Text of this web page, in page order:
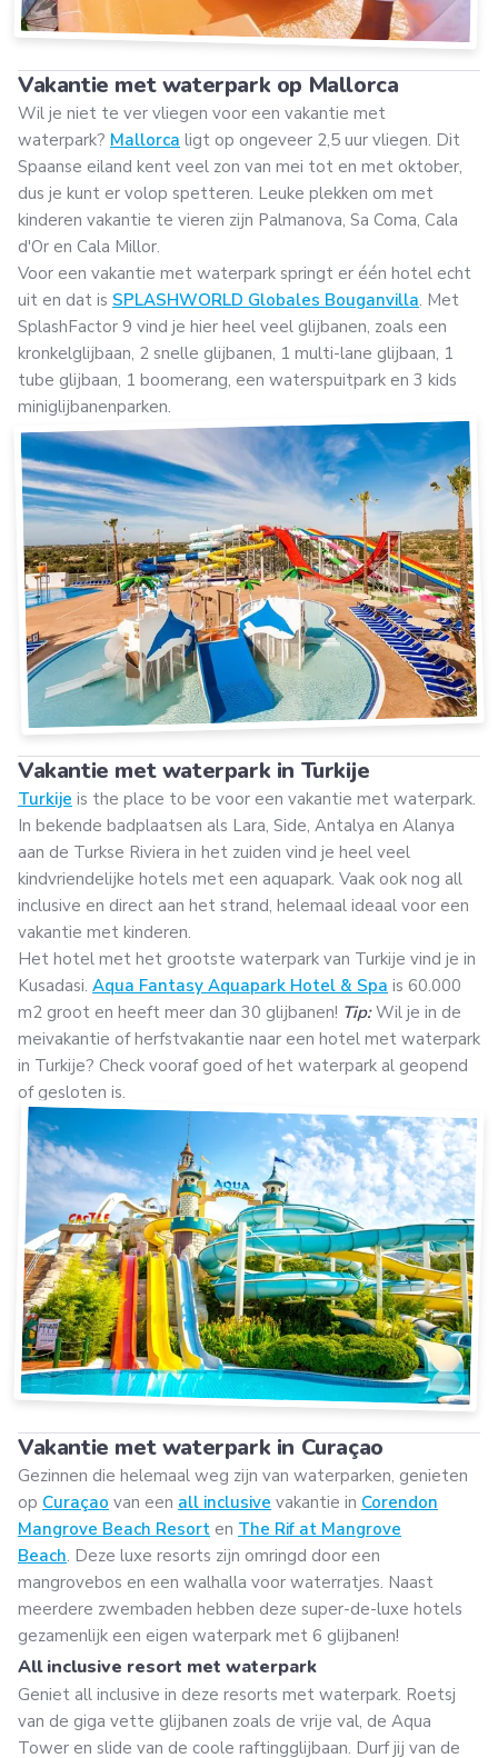
Vakantie met waterpark op Mallorca
Wil je niet te ver vliegen voor een vakantie met
waterpark? Mallorca ligt op ongeveer 2,5 uur vliegen. Dit
Spaanse eiland kent veel zon van mei tot en met oktober,
dus je kunt er volop spetteren. Leuke plekken om met
kinderen vakantie te vieren zijn Palmanova, Sa Coma, Cala
d'Or en Cala Millor.
Voor een vakantie met waterpark springt er één hotel echt
uit en dat is SPLASHWORLD Globales Bouganvilla. Met
SplashFactor 9 vind je hier heel veel glijbanen, zoals een
kronkelglijbaan, 2 snelle glijbanen, 1 multi-lane glijbaan, 1
tube glijbaan, 1 boomerang, een waterspuitpark en 3 kids
miniglijbanenparken.
Vakantie met waterpark in Turkije
Turkije is the place to be voor een vakantie met waterpark.
In bekende badplaatsen als Lara, Side, Antalya en Alanya
aan de Turkse Riviera in het zuiden vind je heel veel
kindvriendelijke hotels met een aquapark. Vaak ook nog all
inclusive en direct aan het strand, helemaal ideaal voor een
vakantie met kinderen.
Het hotel met het grootste waterpark van Turkije vind je in
Kusadasi. Aqua Fantasy Aquapark Hotel & Spa is 60.000
m2 groot en heeft meer dan 30 glijbanen! Tip: Wil je in de
meivakantie of herfstvakantie naar een hotel met waterpark
in Turkije? Check vooraf goed of het waterpark al geopend
of gesloten is.
Vakantie met waterpark in Curaçao
Gezinnen die helemaal weg zijn van waterparken, genieten
op Curaçao van een all inclusive vakantie in Corendon
Mangrove Beach Resort en The Rif at Mangrove
Beach. Deze luxe resorts zijn omringd door een
mangrovebos en een walhalla voor waterratjes. Naast
meerdere zwembaden hebben deze super-de-luxe hotels
gezamenlijk een eigen waterpark met 6 glijbanen!
All inclusive resort met waterpark
Geniet all inclusive in deze resorts met waterpark. Roetsj
van de giga vette glijbanen zoals de vrije val, de Aqua
Tower en slide van de coole raftingglijbaan. Durf jij van de